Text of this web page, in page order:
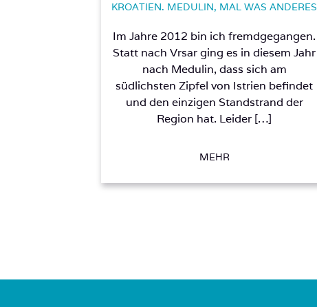
KROATIEN. MEDULIN, MAL WAS ANDERES
Im Jahre 2012 bin ich fremdgegangen.
Statt nach Vrsar ging es in diesem Jahr
nach Medulin, dass sich am
südlichsten Zipfel von Istrien befindet
und den einzigen Standstrand der
Region hat. Leider […]
MEHR